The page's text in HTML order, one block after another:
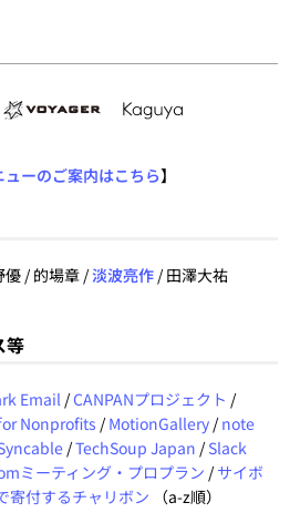
ューのご案内はこちら】
優 / 的場章 /淡波亮作 / 田澤大祐
等
Email /CANPANプロジェクト /
Nonprofits / MotionGallery / note
/TechSoup Japan / Slack
ミーティング・プロプラン / サイボ
寄付するチャリボン （a-z順）